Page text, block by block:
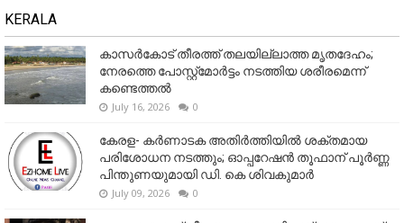
KERALA
കാസർകോട് തീരത്ത് തലയില്ലാത്ത മൃതദേഹം;
നേരത്തെ പോസ്റ്റ്‌മോർട്ടം നടത്തിയ ശരീരമെന്ന്
കണ്ടെത്തൽ
July 16, 2026 0
കേരള- കർണാടക അതിർത്തിയിൽ ശക്തമായ
പരിശോധന നടത്തും; ഓപ്പറേഷൻ തൂഫാന് പൂർണ്ണ
പിന്തുണയുമായി ഡി. കെ ശിവകുമാർ
July 09, 2026 0